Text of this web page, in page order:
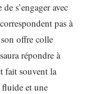
s’engager avec
pas à
offre colle
répondre à
fait souvent la
fluide et une